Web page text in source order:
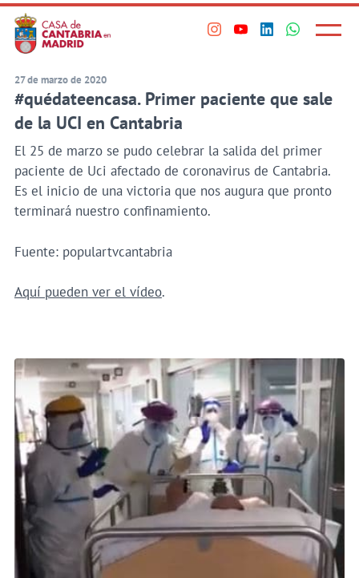
Saltar
al
contenido
principal
Visita
en
Visita
en
Visita
en
Visita
en
Principal
Menú
27 de marzo de 2020
#quédateencasa. Primer paciente que sale
de la UCI en Cantabria
El 25 de marzo se pudo celebrar la salida del primer
paciente de Uci afectado de coronavirus de Cantabria.
Es el inicio de una victoria que nos augura que pronto
terminará nuestro confinamiento.
Fuente: populartvcantabria
Aquí pueden ver el vídeo.